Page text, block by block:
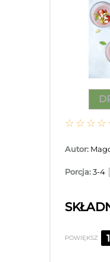
☆
☆
☆
☆
Autor:
Porcja: 3-4
POWIĘKSZ